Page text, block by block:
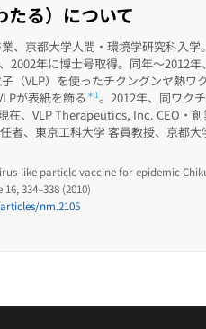
たる）について
、京都大学人間・環境学研究科入
2002年に博士号取得。同年～2012
（VLP）を使ったチクングンヤ熱
が表紙を飾る ＊1。2012年、同ワク
在、VLP Therapeutics, Inc. CEO・
者、東京工科大学 客員教授、京都
like particle vaccine for epidemic
334–338 (2010)
nm.2105